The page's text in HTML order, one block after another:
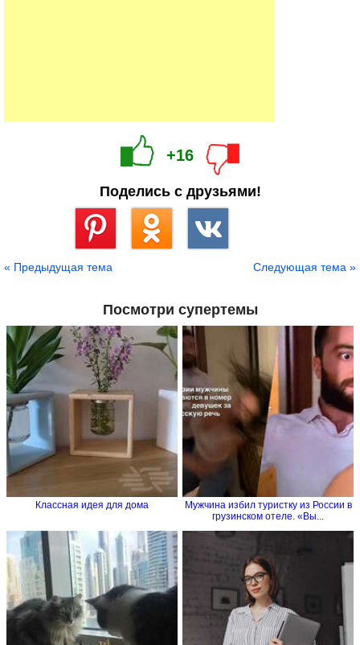
+16
Поделись с друзьями!
« Предыдущая тема Следующая тема »
Посмотри супертемы
Классная идея для дома
Мужчина избил туристку из России в
грузинском отеле. «Вы...